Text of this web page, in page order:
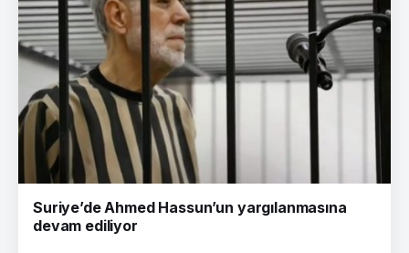
Suriye’de Ahmed Hassun’un yargılanmasına
devam ediliyor